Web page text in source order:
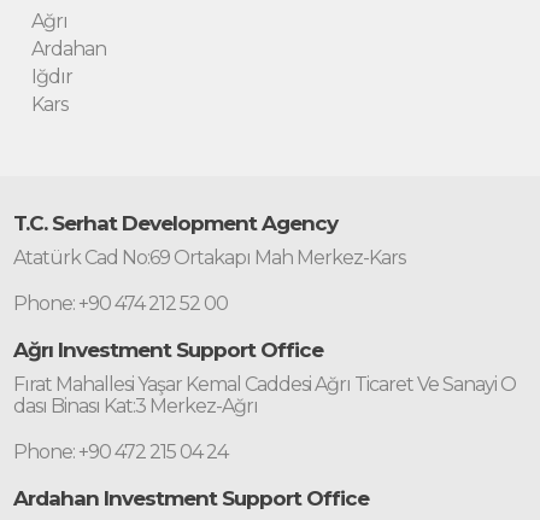
Ağrı
Ardahan
Iğdır
Kars
T.C. Serhat Development Agency
Atatürk Cad No:69 Ortakapı Mah Merkez-Kars
Phone: +90 474 212 52 00
Ağrı Investment Support Office
Fırat Mahallesi Yaşar Kemal Caddesi Ağrı Ticaret Ve Sanayi O
dası Binası Kat:3 Merkez-Ağrı
Phone: +90 472 215 04 24
Ardahan Investment Support Office